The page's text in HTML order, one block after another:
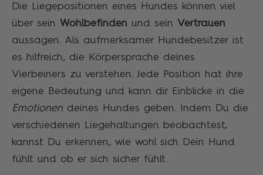
Die Liegepositionen eines Hundes können viel
über sein Wohlbefinden und sein Vertrauen
aussagen. Als aufmerksamer Hundebesitzer ist
es hilfreich, die Körpersprache deines
Vierbeiners zu verstehen. Jede Position hat ihre
eigene Bedeutung und kann dir Einblicke in die
Emotionen deines Hundes geben. Indem Du die
verschiedenen Liegehaltungen beobachtest,
kannst Du erkennen, wie wohl sich Dein Hund
fühlt und ob er sich sicher fühlt.